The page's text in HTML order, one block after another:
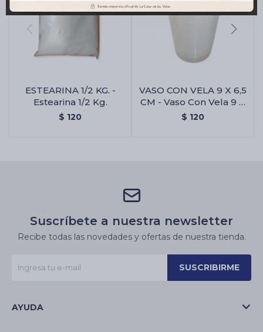
ESTEARINA 1/2 KG. -
Estearina 1/2 Kg.
$ 120
VASO CON VELA 9 X 6,5
CM - Vaso Con Vela 9 X
6,5 Cm
$ 120
Suscríbete a nuestra newsletter
Recibe todas las novedades y ofertas de nuestra tienda.
SUSCRIBIRME
AYUDA